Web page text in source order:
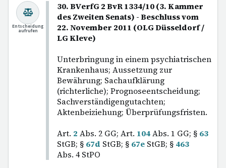
30. BVerfG 2 BvR 1334/10 (3. Kammer
des Zweiten Senats) - Beschluss vom
22. November 2011 (OLG Düsseldorf /
LG Kleve)
Unterbringung in einem psychiatrischen
Krankenhaus; Aussetzung zur
Bewährung; Sachaufklärung
(richterliche); Prognoseentscheidung;
Sachverständigengutachten;
Aktenbeiziehung; Überprüfungsfristen.
Art. 2 Abs. 2 GG; Art. 104Abs. 1 GG; § 63
StGB; § 67d StGB; § 67e StGB; § 463
Abs. 4 StPO
Entscheidung
aufrufen